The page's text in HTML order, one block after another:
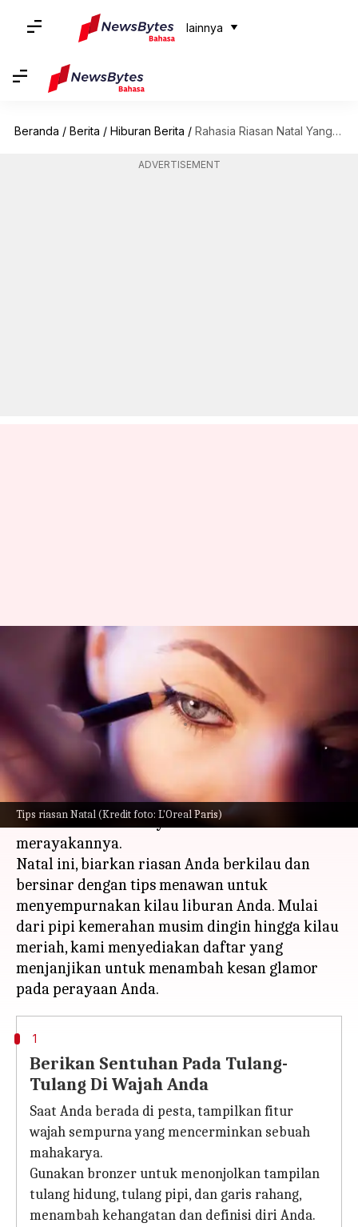
lainnya
Beranda / Berita / Hiburan Berita / Rahasia Riasan Natal Yang Glamor Untuk Pesta Yang Meriah
ADVERTISEMENT
Tips riasan Natal (Kredit foto: L'Oreal Paris)
Rahasia Riasan Natal Yang
Glamor Untuk Pesta Yang
Meriah
Handoko Nov 24, 2023 12:31 pm
Apa ceritanya
Saat musim perayaan tiba, menghiasi aula
bukanlah satu-satunya cara untuk
merayakannya.
Natal ini, biarkan riasan Anda berkilau dan
bersinar dengan tips menawan untuk
menyempurnakan kilau liburan Anda. Mulai
dari pipi kemerahan musim dingin hingga kilau
meriah, kami menyediakan daftar yang
menjanjikan untuk menambah kesan glamor
1
Berikan Sentuhan Pada Tulang-
Tulang Di Wajah Anda
Saat Anda berada di pesta, tampilkan fitur
wajah sempurna yang mencerminkan sebuah
mahakarya.
Gunakan bronzer untuk menonjolkan tampilan
tulang hidung, tulang pipi, dan garis rahang,
menambah kehangatan dan definisi diri Anda.